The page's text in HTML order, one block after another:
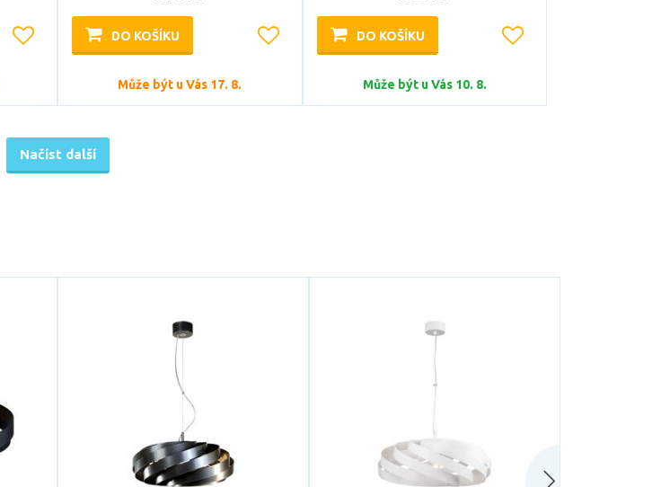
DO KOŠÍKU
Může být u Vás 17. 8.
DO KOŠÍKU
Může být u Vás 10. 8.
Načíst další